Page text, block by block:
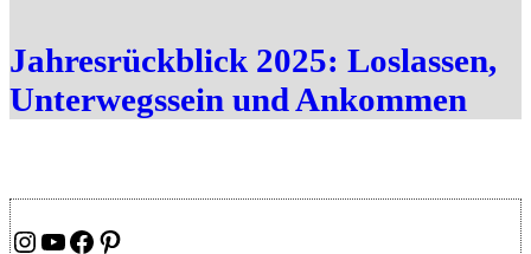
Jahresrückblick 2025: Loslassen,
Unterwegssein und Ankommen
Instagram
YouTube
Facebook
Pinterest